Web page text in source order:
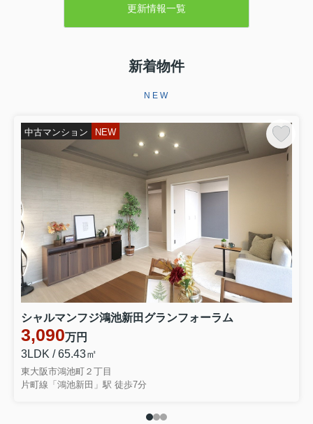
2026.07.10
東大阪市衣摺５丁目 売り土地をご契
ございます。お引き渡しまで、ご満足
任を持ってサポートさせていただ...
2026.06.29
☆★☆成約御礼☆★☆
東大阪市永和３丁目 中古テラスハウ
スをご契約いただきましたこの度はミ
ーツ不動産をいただき誠にありがとう
ございます。無事ご成約に至ることが
でき大変嬉しく思っております。リフ
ォームでお時間を頂き恐縮ではご...
2026.06.28
☆★☆成約御礼☆★☆
東大阪市大蓮南４丁目 中古一戸建を
足いただけるよう引きつづきしっ...
更新情報一覧
新着物件
NEW
中古マンション NEW
シャルマンフジ鴻池新田グランフォーラム
3,090万円
3LDK / 65.43㎡
東大阪市鴻池町２丁目
片町線「鴻池新田」駅 徒歩7分